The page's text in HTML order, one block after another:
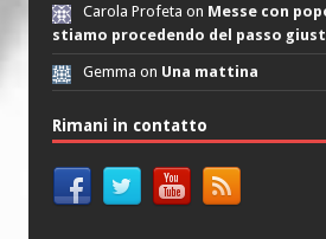
Carola Profeta on Messe con
stiamo procedendo del passo
Gemma on Una mattina
Rimani in contatto